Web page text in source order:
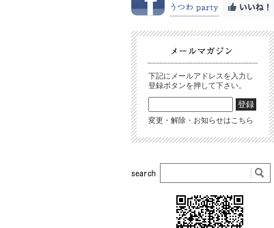
下記にメールアドレスを入力し
登録ボタンを押して下さい。
変更・解除・お知らせはこちら